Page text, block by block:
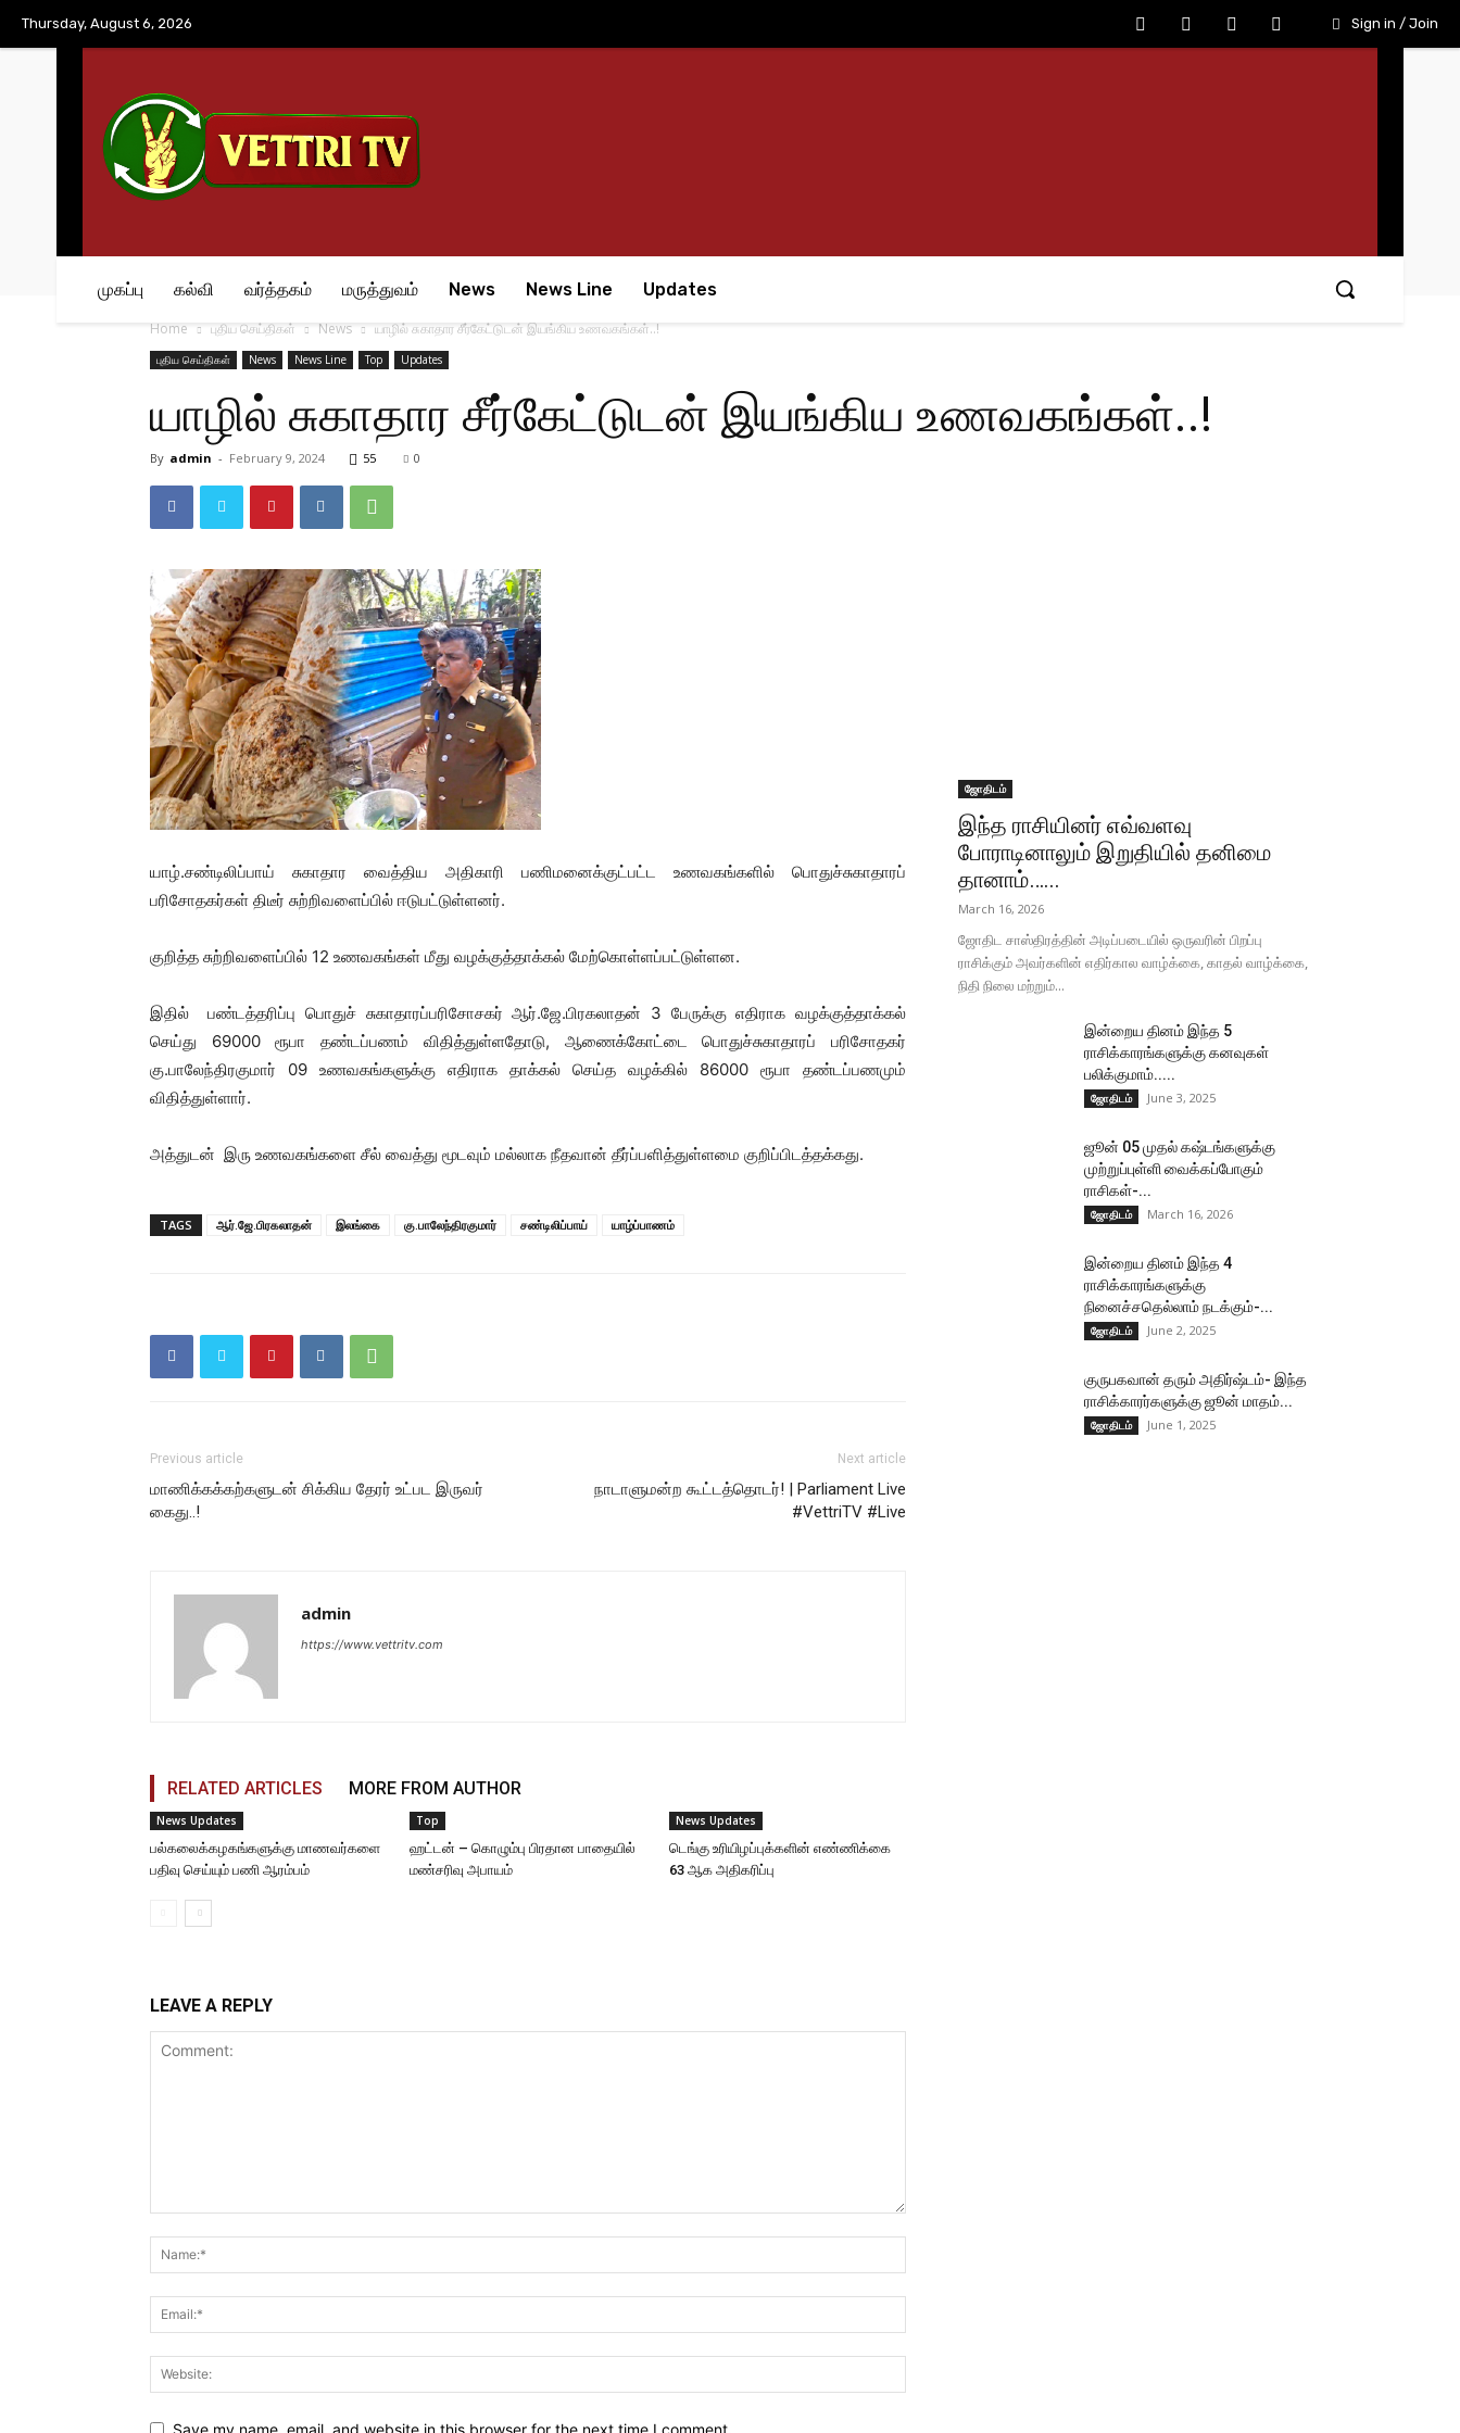
Thursday, August 6, 2026 Sign in / Join
முகப்பு கல்வி வர்த்தகம் மருத்துவம் News News Line Updates
Home புதிய செய்திகள் News யாழில் சுகாதார சீர்கேட்டுடன் இயங்கிய உணவகங்கள்..!
புதிய செய்திகள் News News Line Top Updates
யாழில் சுகாதார சீர்கேட்டுடன் இயங்கிய உணவகங்கள்..!
By admin - February 9, 2024 55 0
யாழ்.சண்டிலிப்பாய் சுகாதார வைத்திய அதிகாரி பணிமனைக்குட்பட்ட உணவகங்களில் பொதுச்சுகாதாரப்
பரிசோதகர்கள் திடீர் சுற்றிவளைப்பில் ஈடுபட்டுள்ளனர்.
குறித்த சுற்றிவளைப்பில் 12 உணவகங்கள் மீது வழக்குத்தாக்கல் மேற்கொள்ளப்பட்டுள்ளன.
இதில் பண்டத்தரிப்பு பொதுச் சுகாதாரப்பரிசோசகர் ஆர்.ஜே.பிரகலாதன் 3 பேருக்கு எதிராக வழக்குத்தாக்கல்
செய்து 69000 ரூபா தண்டப்பணம் விதித்துள்ளதோடு, ஆணைக்கோட்டை பொதுச்சுகாதாரப் பரிசோதகர்
கு.பாலேந்திரகுமார் 09 உணவகங்களுக்கு எதிராக தாக்கல் செய்த வழக்கில் 86000 ரூபா தண்டப்பணமும்
விதித்துள்ளார்.
அத்துடன் இரு உணவகங்களை சீல் வைத்து மூடவும் மல்லாக நீதவான் தீர்ப்பளித்துள்ளமை குறிப்பிடத்தக்கது.
TAGS ஆர்.ஜே.பிரகலாதன் இலங்கை கு.பாலேந்திரகுமார் சண்டிலிப்பாய் யாழ்ப்பாணம்
Previous article
மாணிக்கக்கற்களுடன் சிக்கிய தேரர் உட்பட இருவர்
கைது..!
Next article
நாடாளுமன்ற கூட்டத்தொடர்! | Parliament Live
#VettriTV #Live
admin
https://www.vettritv.com
RELATED ARTICLES MORE FROM AUTHOR
News Updates
பல்கலைக்கழகங்களுக்கு மாணவர்களை
பதிவு செய்யும் பணி ஆரம்பம்
Top
ஹட்டன் – கொழும்பு பிரதான பாதையில்
மண்சரிவு அபாயம்
News Updates
டெங்கு உரியிழப்புக்களின் எண்ணிக்கை
63 ஆக அதிகரிப்பு
LEAVE A REPLY
Save my name, email, and website in this browser for the next time I comment.
ஜோதிடம்
இந்த ராசியினர் எவ்வளவு
போராடினாலும் இறுதியில் தனிமை
தானாம்…...
March 16, 2026
ஜோதிட சாஸ்திரத்தின் அடிப்படையில் ஒருவரின் பிறப்பு
ராசிக்கும் அவர்களின் எதிர்கால வாழ்க்கை, காதல் வாழ்க்கை,
நிதி நிலை மற்றும்...
இன்றைய தினம் இந்த 5
ராசிக்காரங்களுக்கு கனவுகள்
பலிக்குமாம்.....
ஜோதிடம் June 3, 2025
ஜூன் 05 முதல் கஷ்டங்களுக்கு
முற்றுப்புள்ளி வைக்கப்போகும்
ராசிகள்-...
ஜோதிடம் March 16, 2026
இன்றைய தினம் இந்த 4
ராசிக்காரங்களுக்கு
நினைச்சதெல்லாம் நடக்கும்-...
ஜோதிடம் June 2, 2025
குருபகவான் தரும் அதிர்ஷ்டம்- இந்த
ராசிக்காரர்களுக்கு ஜூன் மாதம்...
ஜோதிடம் June 1, 2025